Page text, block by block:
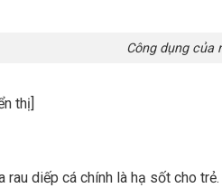
Công dụng của rau diếp
thị]
rau diếp cá chính là hạ sốt cho